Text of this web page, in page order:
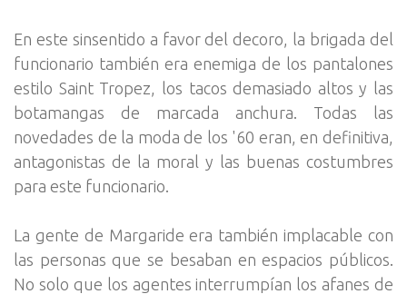
En este sinsentido a favor del decoro, la brigada del
funcionario también era enemiga de los pantalones
estilo Saint Tropez, los tacos demasiado altos y las
botamangas de marcada anchura. Todas las
novedades de la moda de los '60 eran, en definitiva,
antagonistas de la moral y las buenas costumbres
para este funcionario.
La gente de Margaride era también implacable con
las personas que se besaban en espacios públicos.
No solo que los agentes interrumpían los afanes de